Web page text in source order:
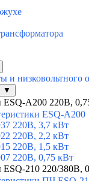
и низковольтного
▼
ESQ-A200 220В,
ESQ-A200
220В, 3,7 кВт
220В, 2,2 кВт
220В, 1,5 кВт
220В, 0,75 кВт
ESQ-210 220/380В,